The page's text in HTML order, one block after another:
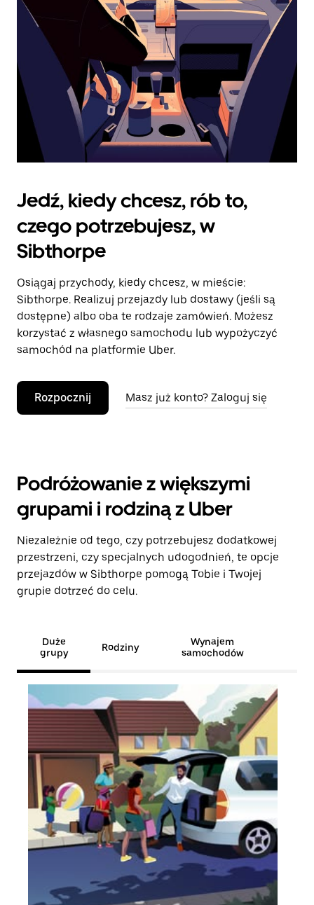
kalendarz.
Jedź, kiedy chcesz, rób to,
czego potrzebujesz, w
Sibthorpe
Osiągaj przychody, kiedy chcesz, w mieście:
Sibthorpe. Realizuj przejazdy lub dostawy (jeśli są
dostępne) albo oba te rodzaje zamówień. Możesz
korzystać z własnego samochodu lub wypożyczyć
samochód na platformie Uber.
Rozpocznij Masz już konto? Zaloguj się
Podróżowanie z większymi
grupami i rodziną z Uber
Niezależnie od tego, czy potrzebujesz dodatkowej
przestrzeni, czy specjalnych udogodnień, te opcje
przejazdów w Sibthorpe pomogą Tobie i Twojej
grupie dotrzeć do celu.
Duże
grupy
Rodziny
Wynajem
samochodów